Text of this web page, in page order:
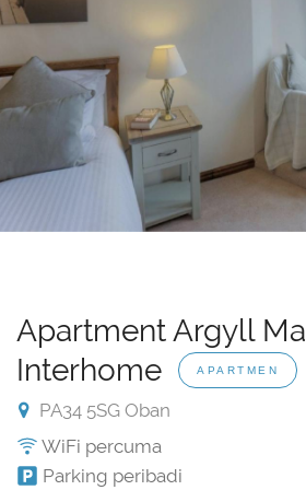
Apartment Argyll
Interhome
APARTMEN
PA34 5SG Oban
WiFi percuma
Parking peribadi